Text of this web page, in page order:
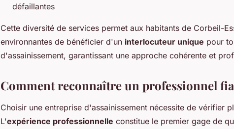
défaillantes
Cette diversité de services permet aux habitants de Corbeil-
environnantes de bénéficier d'un interlocuteur unique pour
d'assainissement, garantissant une approche cohérente et
Comment reconnaître un professionnel
Choisir une entreprise d'assainissement nécessite de vérifier
L'expérience professionnelle constitue le premier gage de